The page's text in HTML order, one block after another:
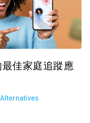
推特
佳家庭追蹤應